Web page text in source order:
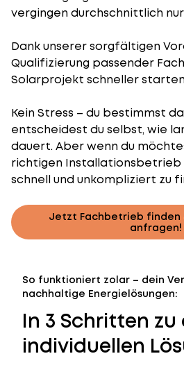
vergingen durchschnittlich nur
Dank unserer sorgfältigen
Qualifizierung passender
Solarprojekt schneller
Kein Stress – du bestimmst
entscheidest du selbst, wie
dauert. Aber wenn du
richtigen Installationsbetrieb
schnell und unkompliziert zu
Jetzt Fachbetrieb finden
anfragen!
So funktioniert zolar – dein
nachhaltige Energielösungen:
In 3 Schritten zu
individuellen